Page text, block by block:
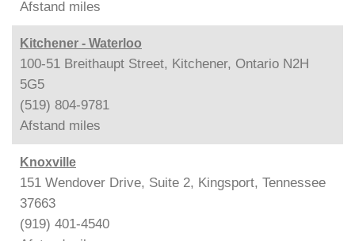
Afstand miles
Kitchener - Waterloo
100-51 Breithaupt Street, Kitchener, Ontario N2H
5G5
(519) 804-9781
Afstand miles
Knoxville
151 Wendover Drive, Suite 2, Kingsport, Tennessee
37663
(919) 401-4540